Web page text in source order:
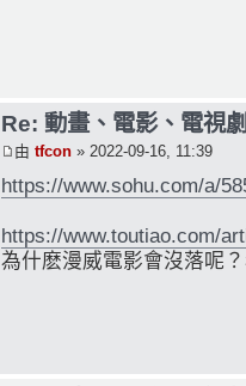
Re: 動畫、電影、電視
由 tfcon » 2022-09-16, 11:39
https://www.sohu.com/a/
https://www.toutiao.com/
為什麽漫威電影會沒落呢